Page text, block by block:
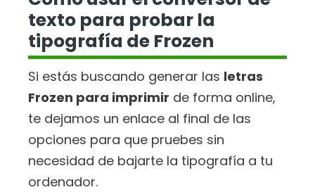
texto para probar la
tipografía de Frozen
Si estás buscando generar las letras
Frozen para imprimir de forma online,
te dejamos un enlace al final de las
opciones para que pruebes sin
necesidad de bajarte la tipografía a tu
ordenador.